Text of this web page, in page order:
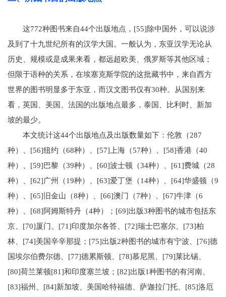
这772种图书来自44个出版地点，[55]除中国外，可以说涉
及到了十九世纪所有的汉学大国。一般认为，东亚汉学无论从
历史、规模或是成果来看，都远超欧美、俄罗斯等其他区域；
但限于语种的关系，在埃塞克斯学院的这批藏书中，来自西方
世界的图书明显多于东亚，而汉文图书仅有30种。从国别来
看，英国、美国、法国的出版地点最多，泰国、比利时、新加
坡的最少。
本文统计这44个出版地点及出版数量如下：伦敦（287
种）、[56]纽约（68种）、[57]上海（57种）、[58]香港（40
种）、[59]巴黎（39种）、[60]波士顿（34种）、[61]费城（28
种）、[62]广州（19种）、[63]爱丁堡（14种）、[64]华盛顿（9
种）、[65]旧金山（8种）、[66]澳门（7种）、[67]牛津（6
种）、[68]阿姆斯特丹（4种）；[69]出版3种图书的城市包括东
京、[70]厦门、[71]印度加尔各答、[72]瑞士巴塞尔、[73]柏
林、[74]美国辛辛那提；[75]出版2种图书的城市有宁波、[76]德
国埃尔伯费尔德、[77]德累斯顿、[78]慕尼黑、[79]莱比锡、
[80]荷兰莱顿[81]和印度塞兰坡；[82]出版1种图书的有河南、
[83]福州、[84]新加坡、美国哈特福德、萨迦拉门托、[85]洛厄